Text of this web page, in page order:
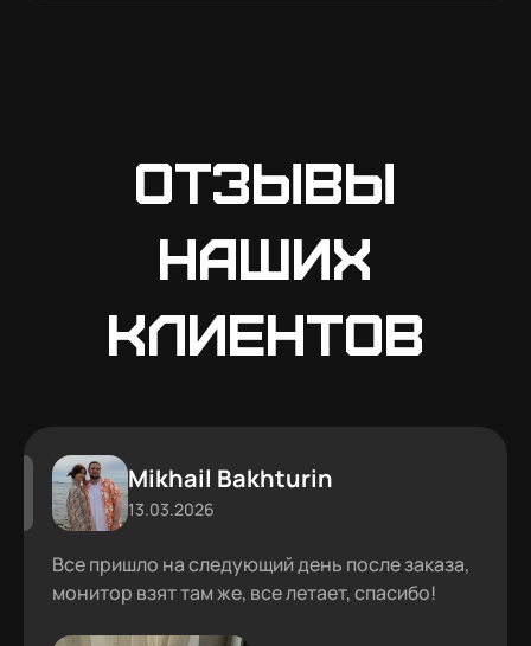
Отзывы
наших
клиентов
Mikhail Bakhturin
13.03.2026
Все пришло на следующий день после заказа,
монитор взят там же, все летает, спасибо!